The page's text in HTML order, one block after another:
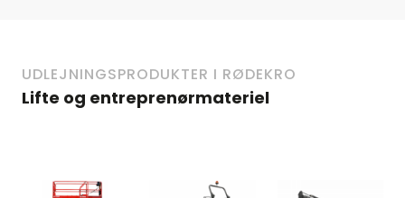
UDLEJNINGSPRODUKTER I RØDEKRO
Lifte og entreprenørmateriel